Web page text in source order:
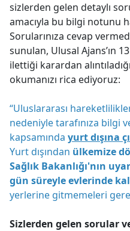
sizlerden gelen detaylı
amacıyla bu bilgi notunu
Sorularınıza cevap
sunulan, Ulusal Ajans’ın
ilettiği karardan
okumanızı rica ediyoruz:
“Uluslararası
nedeniyle tarafınıza bilgi
kapsamında yurt dışına
Yurt dışından ülkemize
Sağlık Bakanlığı'nın
gün süreyle evlerinde
yerlerine gitmemeleri
Sizlerden gelen sorular